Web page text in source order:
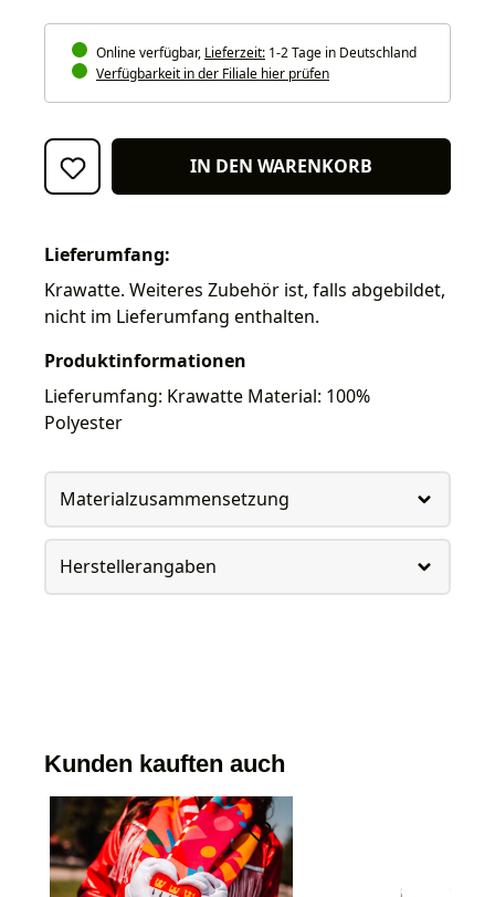
Online verfügbar, Lieferzeit: 1-2 Tage in Deutschland
Verfügbarkeit in der Filiale hier prüfen
IN DEN WARENKORB
Lieferumfang:
Krawatte. Weiteres Zubehör ist, falls abgebildet,
nicht im Lieferumfang enthalten.
Produktinformationen
Lieferumfang: Krawatte Material: 100%
Polyester
Materialzusammensetzung
Herstellerangaben
Kunden kauften auch